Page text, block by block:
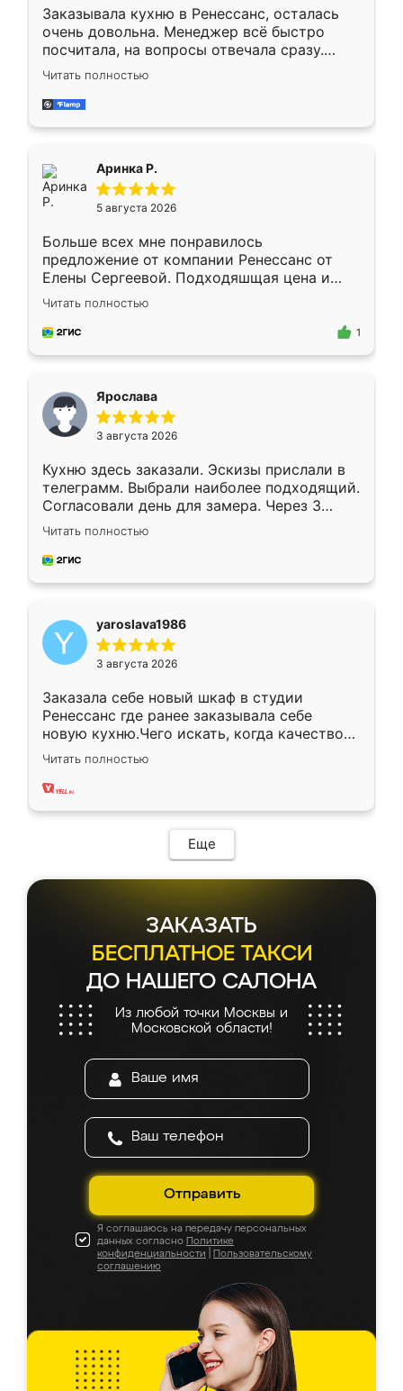
Заказывала кухню в Ренессанс, осталась
очень довольна. Менеджер всё быстро
посчитала, на вопросы отвечала сразу.
Замерщик приехал в субботу, подошёл к
делу со всей ответственностью. Собрали
за день, ребята работали аккуратно, даже
Читать полностью
Аринка Р.
5 августа 2026
Больше всех мне понравилось
предложение от компании Ренессанс от
Елены Сергеевой. Подходяшщая цена и
короткие сроки изготовления. Приехавший
для замера сотрудник Владислав
предложил по моему эскизу самый
Читать полностью
1
Ярослава
3 августа 2026
Кухню здесь заказали. Эскизы прислали в
телеграмм. Выбрали наиболее подходящий.
Согласовали день для замера. Через 3
недели кухня была уже готова. Остались
довольны работой. Спасибо Ренессанс
мебель за качественную работу!
Читать полностью
yaroslava1986
3 августа 2026
Заказала себе новый шкаф в студии
Ренессанс где ранее заказывала себе
новую кухню.Чего искать, когда качеством
вполне довольна. Служит кухня уже почти
два года, нареканий нет.
Читать полностью
Еще
ЗАКАЗАТЬ
БЕСПЛАТНОЕ ТАКСИ
ДО НАШЕГО САЛОНА
Из любой точки Москвы и
Московской области!
Отправить
Я соглашаюсь на передачу персональных
данных согласно Политике
конфиденциальности
Пользовательскому
соглашению